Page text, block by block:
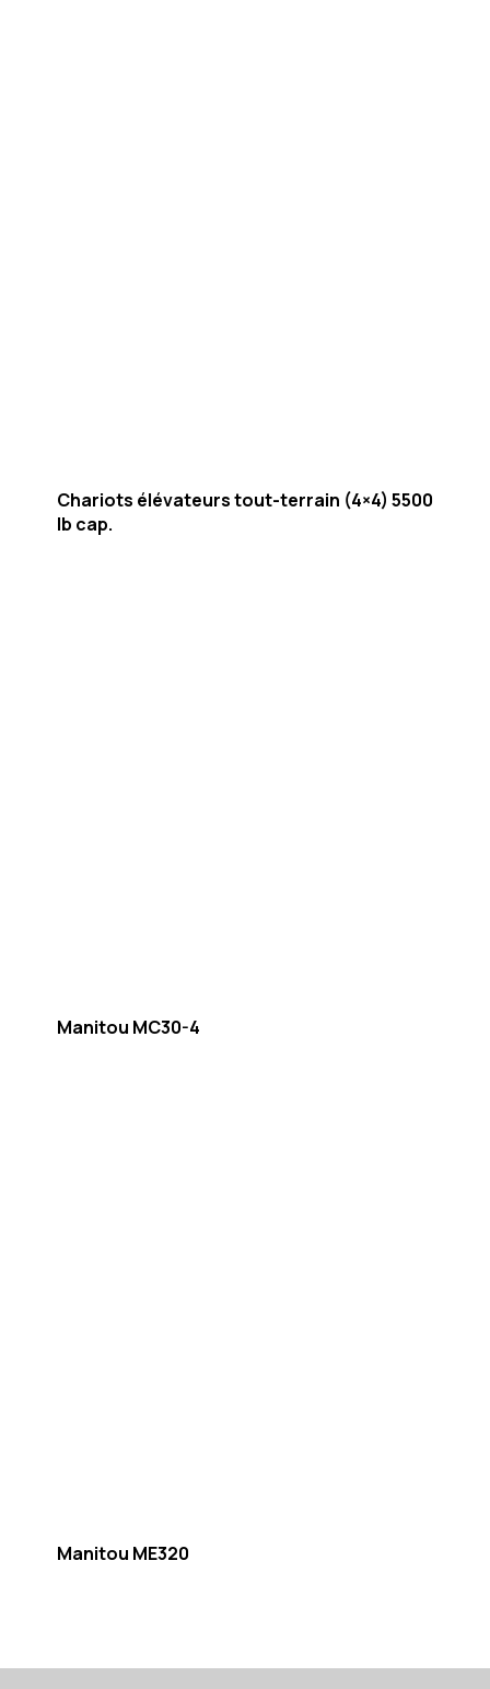
Chariots élévateurs tout-terrain (4×4) 5500
lb cap.
Manitou MC30-4
Manitou ME320